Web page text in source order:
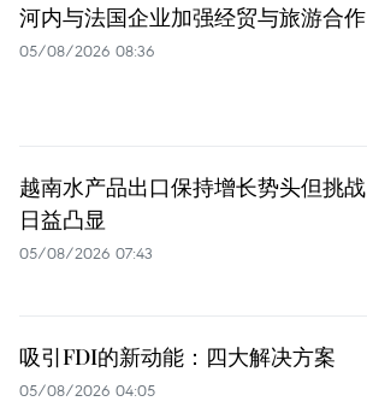
河内与法国企业加强经贸与旅游合作
05/08/2026 08:36
越南水产品出口保持增长势头但挑战
日益凸显
05/08/2026 07:43
吸引FDI的新动能：四大解决方案
05/08/2026 04:05